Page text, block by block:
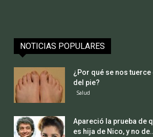
NOTICIAS POPULARES
¿Por qué se nos
del pie?
Salud
Apareció la prueba de
es hija de Nico, y no